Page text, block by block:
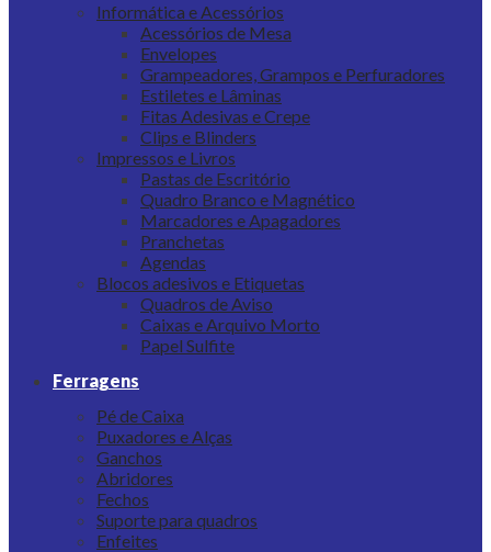
Informática e Acessórios
Acessórios de Mesa
Envelopes
Grampeadores, Grampos e Perfuradores
Estiletes e Lâminas
Fitas Adesivas e Crepe
Clips e Blinders
Impressos e Livros
Pastas de Escritório
Quadro Branco e Magnético
Marcadores e Apagadores
Pranchetas
Agendas
Blocos adesivos e Etiquetas
Quadros de Aviso
Caixas e Arquivo Morto
Papel Sulfite
Ferragens
Pé de Caixa
Puxadores e Alças
Ganchos
Abridores
Fechos
Suporte para quadros
Enfeites